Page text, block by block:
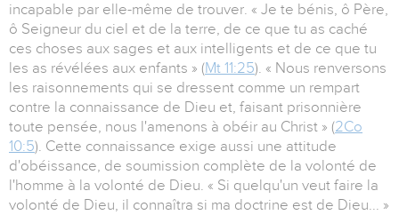
incapable par elle-même de trouver. « Je te bénis, ô Père,
ô Seigneur du ciel et de la terre, de ce que tu as caché
ces choses aux sages et aux intelligents et de ce que tu
les as révélées aux enfants » (Mt 11:25). « Nous renversons
les raisonnements qui se dressent comme un rempart
contre la connaissance de Dieu et, faisant prisonnière
toute pensée, nous l'amenons à obéir au Christ » (2Co
10:5). Cette connaissance exige aussi une attitude
d'obéissance, de soumission complète de la volonté de
l'homme à la volonté de Dieu. « Si quelqu'un veut faire la
volonté de Dieu, il connaîtra si ma doctrine est de Dieu... »